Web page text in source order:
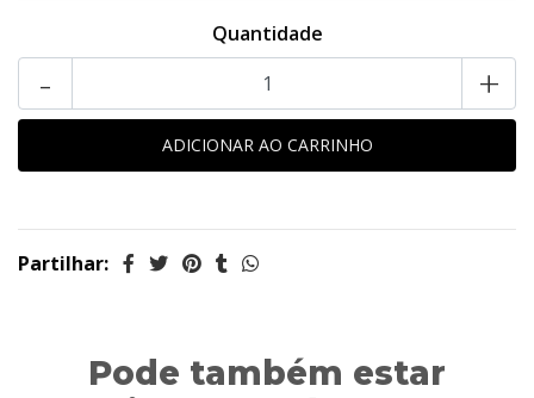
Quantidade
- +
Partilhar:
Pode também estar